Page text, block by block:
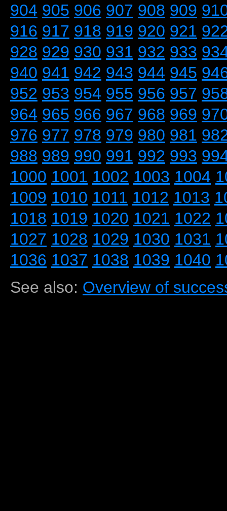
904 905 906 907 908 909
916 917 918 919 920 921
928 929 930 931 932 933
940 941 942 943 944 945
952 953 954 955 956 957
964 965 966 967 968 969
976 977 978 979 980 981
988 989 990 991 992 993
1000 1001 1002 1003 1004
1009 1010 1011 1012 1013
1018 1019 1020 1021 1022
1027 1028 1029 1030 1031
1036 1037 1038 1039 1040
See also: Overview of